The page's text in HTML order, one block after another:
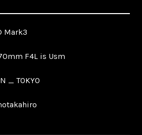
Mark3
F4L is Usm
_ TOKYO